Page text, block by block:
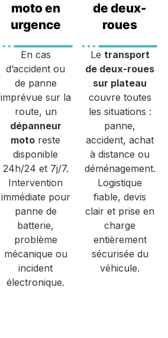
moto en
urgence
En cas
d’accident ou
de panne
imprévue sur la
route, un
dépanneur
moto reste
disponible
24h/24 et 7j/7.
Intervention
immédiate pour
panne de
batterie,
problème
mécanique ou
incident
électronique.
de deux-
roues
Le transport
de deux-roues
sur plateau
couvre toutes
les situations :
panne,
accident, achat
à distance ou
déménagement.
Logistique
fiable, devis
clair et prise en
charge
entièrement
sécurisée du
véhicule.